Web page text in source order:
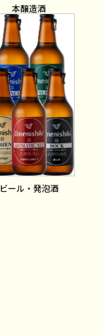
本醸造酒
ビール・発泡酒